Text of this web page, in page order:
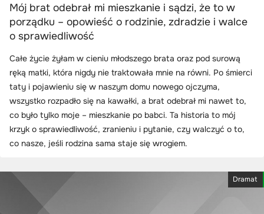
Mój brat odebrał mi mieszkanie i sądzi, że to w
porządku – opowieść o rodzinie, zdradzie i walce
o sprawiedliwość
Całe życie żyłam w cieniu młodszego brata oraz pod surową
ręką matki, która nigdy nie traktowała mnie na równi. Po śmierci
taty i pojawieniu się w naszym domu nowego ojczyma,
wszystko rozpadło się na kawałki, a brat odebrał mi nawet to,
co było tylko moje – mieszkanie po babci. Ta historia to mój
krzyk o sprawiedliwość, zranieniu i pytanie, czy walczyć o to,
co nasze, jeśli rodzina sama staje się wrogiem.
Dramat